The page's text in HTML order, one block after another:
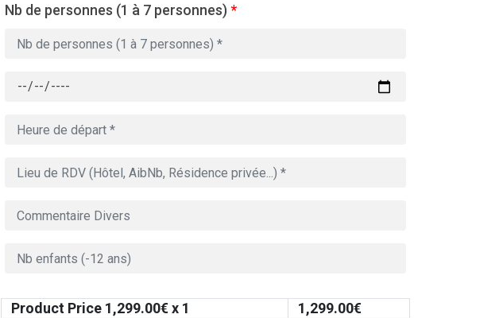
Nb de personnes (1 à 7 personnes) *
Product Price 1,299.00€ x 1 1,299.00€